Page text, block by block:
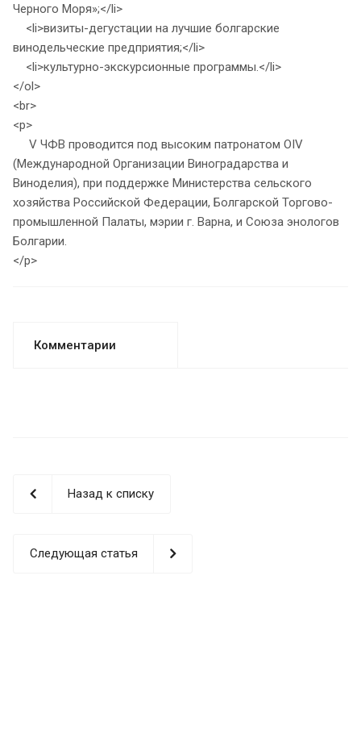
Черного Моря»;</li>
<li>визиты-дегустации на лучшие болгарские
винодельческие предприятия;</li>
<li>культурно-экскурсионные программы.</li>
</ol>
<br>
<p>
V ЧФВ проводится под высоким патронатом OIV
(Международной Организации Виноградарства и
Виноделия), при поддержке Министерства сельского
хозяйства Российской Федерации, Болгарской Торгово-
промышленной Палаты, мэрии г. Варна, и Союза энологов
Болгарии.
</p>
Комментарии
Назад к списку
Следующая статья